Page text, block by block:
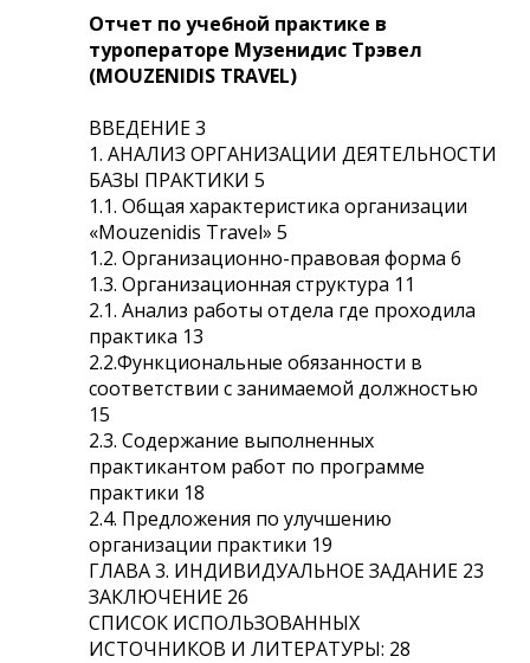
Отчет по учебной практике в
туроператоре Музенидис Трэвел
(MOUZENIDIS TRAVEL)
ВВЕДЕНИЕ 3
1. АНАЛИЗ ОРГАНИЗАЦИИ ДЕЯТЕЛЬНОСТИ
БАЗЫ ПРАКТИКИ 5
1.1. Общая характеристика организации
«Mouzenidis Travel» 5
1.2. Организационно-правовая форма 6
1.3. Организационная структура 11
2.1. Анализ работы отдела где проходила
практика 13
2.2.Функциональные обязанности в
соответствии с занимаемой должностью
15
2.3. Содержание выполненных
практикантом работ по программе
практики 18
2.4. Предложения по улучшению
организации практики 19
ГЛАВА 3. ИНДИВИДУАЛЬНОЕ ЗАДАНИЕ 23
ЗАКЛЮЧЕНИЕ 26
СПИСОК ИСПОЛЬЗОВАННЫХ
ИСТОЧНИКОВ И ЛИТЕРАТУРЫ: 28